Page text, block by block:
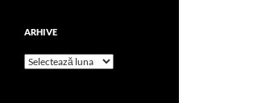
ARHIVE
Arhive